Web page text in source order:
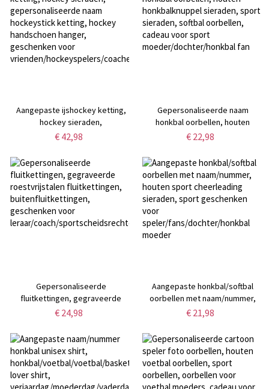
Aangepaste ijshockey ketting,
hockey sieraden,
gepersonaliseerde naam
handschoen hanger, geschenken
vrienden/hockeyspelers/coaches
€ 42,98
Gepersonaliseerde naam
honkbal oorbellen, houten
honkbalknuppel sieraden, sport
cadeau voor sport
moeder/dochter/honkbal fan
€ 22,98
Gepersonaliseerde
fluitkettingen, gegraveerde
roestvrijstalen fluitkettingen,
leraar/coach/sportscheidsrechter
€ 24,98
Aangepaste honkbal/softbal
oorbellen met naam/nummer,
houten sport cheerleading
speler/fans/dochter/honkbal
moeder
€ 21,98